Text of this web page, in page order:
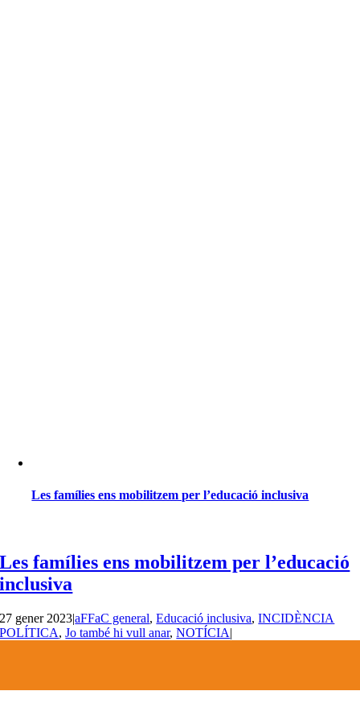
Les famílies ens mobilitzem per l’educació inclusiva
Les famílies ens mobilitzem per l’educació
inclusiva
27 gener 2023|aFFaC general,Educació inclusiva,INCIDÈNCIA
POLÍTICA,Jo també hi vull anar,NOTÍCIA|